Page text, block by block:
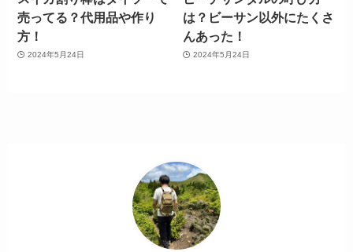
売ってる？代用品や作り
方！
2024年5月24日
は？ビーサン以外にたくさ
んあった！
2024年5月24日